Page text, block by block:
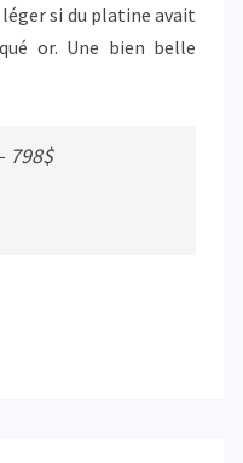
si du platine avait
or. Une bien belle
798$